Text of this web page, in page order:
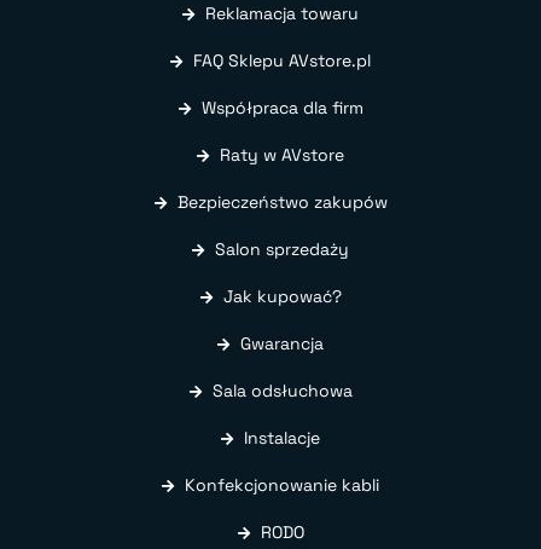
Reklamacja towaru
FAQ Sklepu AVstore.pl
Współpraca dla firm
Raty w AVstore
Bezpieczeństwo zakupów
Salon sprzedaży
Jak kupować?
Gwarancja
Sala odsłuchowa
Instalacje
Konfekcjonowanie kabli
RODO